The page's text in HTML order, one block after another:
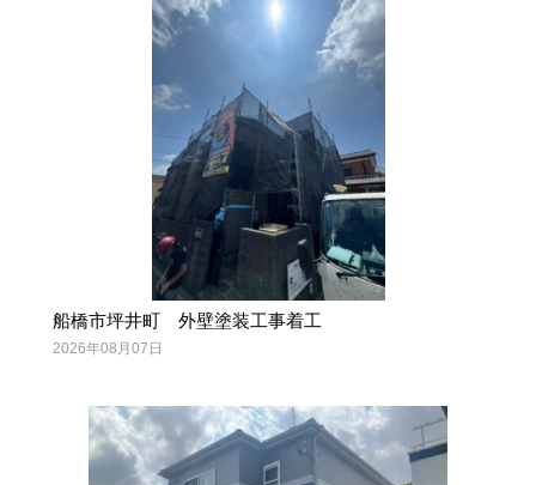
船橋市坪井町 外壁塗装工事着工
2026年08月07日